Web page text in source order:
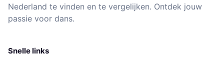
Nederland te vinden en te vergelijken. Ontdek jouw
passie voor dans.
Snelle links